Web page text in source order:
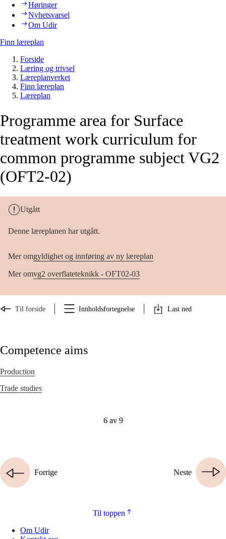
Høringer
Nyhetsvarsel
Om Udir
Finn læreplan
Forside
Læring og trivsel
Læreplanverket
Finn læreplan
Læreplan
Programme area for Surface
treatment work curriculum for
common programme subject VG2
(OFT2-02)
Utgått
Denne læreplanen har utgått.
Mer omgyldighet og innføring av ny læreplan
Mer omvg2 overflateteknikk - OFT02-03
Til forside Innholdsfortegnelse Last ned
Competence aims
Production
Trade studies
6 av 9
Neste
Forrige
Til toppen
Om Udir